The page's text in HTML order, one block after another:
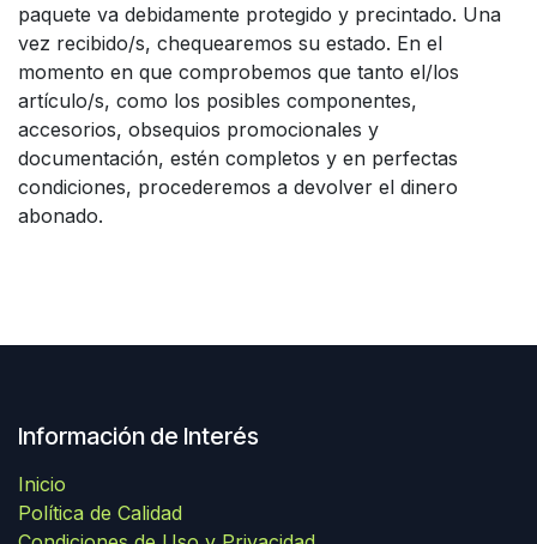
paquete va debidamente protegido y precintado. Una
vez recibido/s, chequearemos su estado. En el
momento en que comprobemos que tanto el/los
artículo/s, como los posibles componentes,
accesorios, obsequios promocionales y
documentación, estén completos y en perfectas
condiciones, procederemos a devolver el dinero
abonado.
Información de Interés
Inicio
Política de Calidad